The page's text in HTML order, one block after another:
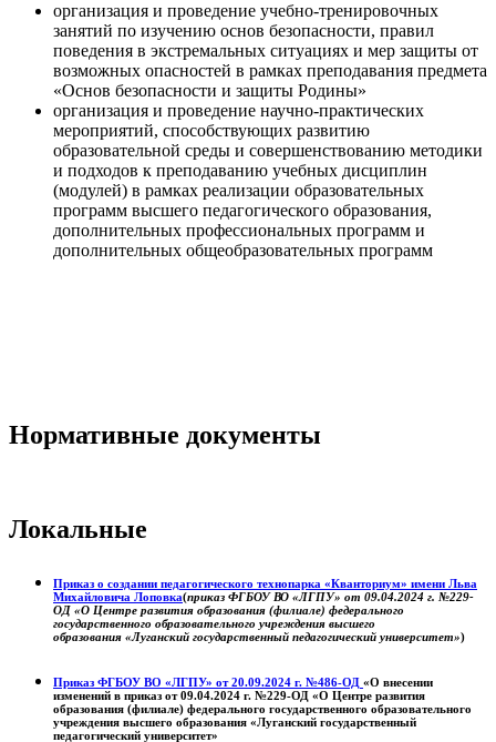
организация и проведение учебно-тренировочных
занятий по изучению основ безопасности, правил
поведения в экстремальных ситуациях и мер защиты от
возможных опасностей в рамках преподавания предмета
«Основ безопасности и защиты Родины»
организация и проведение научно-практических
мероприятий, способствующих развитию
образовательной среды и совершенствованию методики
и подходов к преподаванию учебных дисциплин
(модулей) в рамках реализации образовательных
программ высшего педагогического образования,
дополнительных профессиональных программ и
дополнительных общеобразовательных программ
Нормативные документы
Локальные
Приказ о создании педагогического технопарка «Кванториум» имени Льва
Михайловича Лоповка(приказ ФГБОУ ВО «ЛГПУ» от 09.04.2024 г. №229-
ОД «О Центре развития образования (филиале) федерального
государственного образовательного учреждения высшего
образования «Луганский государственный педагогический университет»)
Приказ ФГБОУ ВО «ЛГПУ» от 20.09.2024 г. №486-ОД «О внесении
изменений в приказ от 09.04.2024 г. №229-ОД «О Центре развития
образования (филиале) федерального государственного образовательного
учреждения высшего образования «Луганский государственный
педагогический университет»